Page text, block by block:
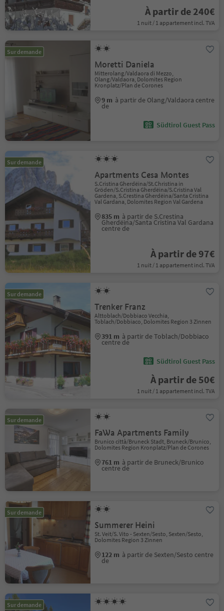
À partir de 240€
1 nuit / 1 appartement incl. TVA
Sur demande
Moretti Daniela
Mitterolang/Valdaora di Mezzo,
Olang/Valdaora, Dolomites Region
Kronplatz/Plan de Corones
9 m à partir de Olang/Valdaora centre
de
Südtirol Guest Pass
Sur demande
Apartments Cesa Montes
S.Cristina Gherdëina/St.Christina in
Gröden/S.Cristina Gherdëina/S.Cristina Val
Gardena, S.Crestina Gherdëina/Santa Cristina
Val Gardana, Dolomites Region Val Gardena
835 m à partir de S.Crestina
Gherdëina/Santa Cristina Val Gardana
centre de
À partir de 97€
1 nuit / 1 appartement incl. TVA
Sur demande
Trenker Franz
Alttoblach/Dobbiaco Vecchia,
Toblach/Dobbiaco, Dolomites Region 3 Zinnen
391 m à partir de Toblach/Dobbiaco
centre de
Südtirol Guest Pass
À partir de 50€
1 nuit / 1 appartement incl. TVA
Sur demande
FaWa Apartments Family
Brunico città/Bruneck Stadt, Bruneck/Brunico,
Dolomites Region Kronplatz/Plan de Corones
761 m à partir de Bruneck/Brunico
centre de
Sur demande
Summerer Heini
St. Veit/S. Vito - Sexten/Sesto, Sexten/Sesto,
Dolomites Region 3 Zinnen
122 m à partir de Sexten/Sesto centre
de
Sur demande